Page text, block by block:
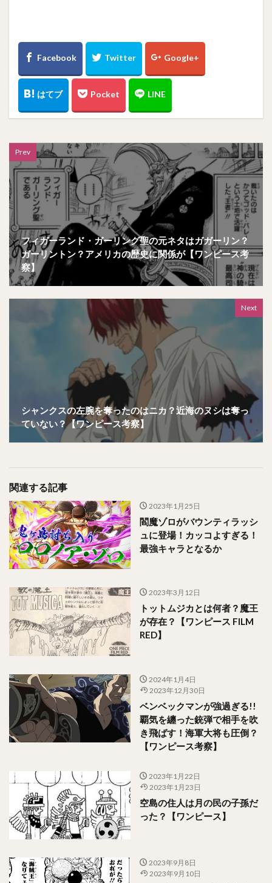
Prev
フィガーランド・ガーリング聖の元ネタはガガーリン？
ガーリントン？アメリカの歴史に関係が【ワンピース考
察】
Next
シャンクスの左腕を奪ったのはニカ？近海のヌシは奪っ
ていない？【ワンピース考察】
関連する記事
2023年1月25日
閻魔ゾロがバウンティラッシ
ュに登場！カッコよすぎる！
最強キャラとなるか
2023年3月12日
トットムジカとは何者？魔王
が存在？【ワンピース FILM
RED】
2024年1月4日
2023年12月30日
ベンベックマンが強過ぎる!!
覇気を纏った銃弾で相手を吹
き飛ばす！海軍大将も圧倒？
【ワンピース考察】
2023年1月22日
2023年1月23日
空島の住人は月の民の子孫だ
った？【ワンピース】
2023年9月8日
2023年9月10日